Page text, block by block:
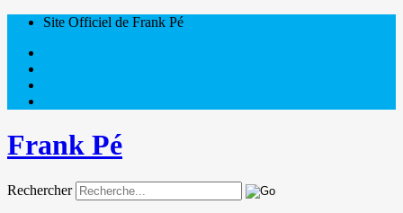
Site Officiel de Frank Pé
Frank Pé
Rechercher